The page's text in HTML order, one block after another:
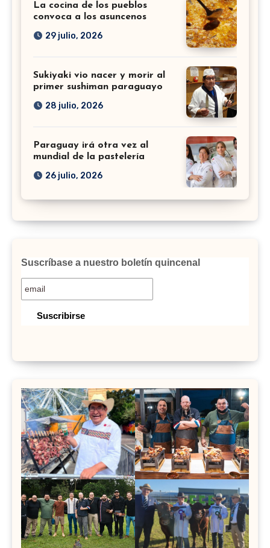
La cocina de los pueblos
convoca a los asuncenos
29 julio, 2026
Sukiyaki vio nacer y morir al
primer sushiman paraguayo
28 julio, 2026
Paraguay irá otra vez al
mundial de la pastelería
26 julio, 2026
Suscríbase a nuestro boletín quincenal